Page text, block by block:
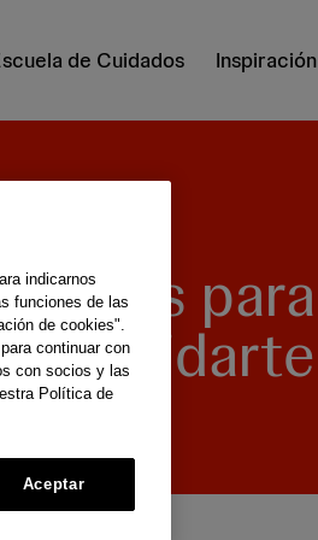
de Cuidados Inspiración
para
y cuidarte
indicarnos
funciones de las
de cookies".
continuar con
con socios y las
Política de
Aceptar